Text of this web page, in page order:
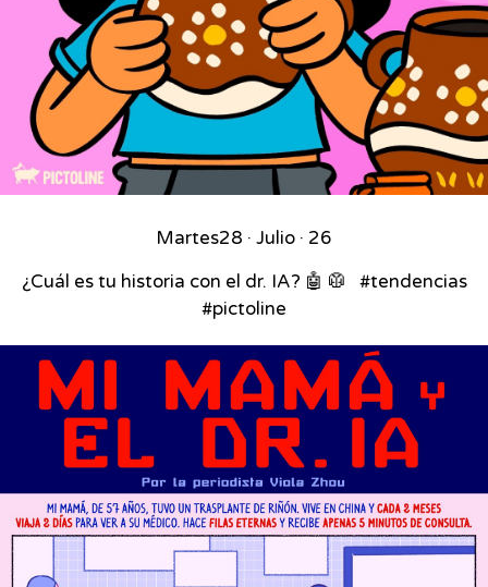
Martes28 · Julio · 26
¿Cuál es tu historia con el dr. IA? 🤖 🥼 ⁣ ⁣ #tendencias
#pictoline